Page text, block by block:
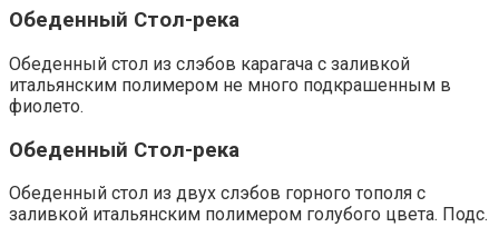
Обеденный Стол-река
Обеденный стол из слэбов карагача с заливкой
итальянским полимером не много подкрашенным в
фиолето.
Обеденный Стол-река
Обеденный стол из двух слэбов горного тополя с
заливкой итальянским полимером голубого цвета. Подс.